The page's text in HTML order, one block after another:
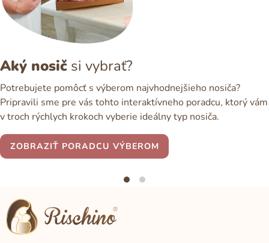
Aký nosič si vybrať?
Potrebujete pomôcť s výberom najvhodnejšieho nosiča?
Pripravili sme pre vás tohto interaktívneho poradcu, ktorý vám
v troch rýchlych krokoch vyberie ideálny typ nosiča.
ZOBRAZIŤ PORADCU VÝBEROM